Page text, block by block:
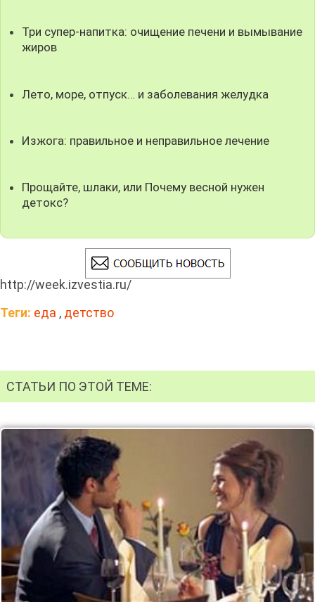
Три супер-напитка: очищение печени и вымывание
жиров
Лето, море, отпуск… и заболевания желудка
Изжога: правильное и неправильное лечение
Прощайте, шлаки, или Почему весной нужен
детокс?
http://week.izvestia.ru/
Теги: еда , детство
СТАТЬИ ПО ЭТОЙ ТЕМЕ: